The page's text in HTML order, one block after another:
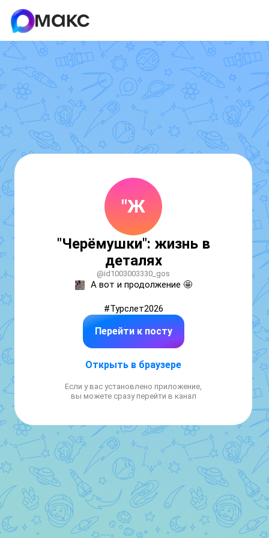
"Ж
"Черёмушки": жизнь в
деталях
@id1003003330_gos
А вот и продолжение 🤩
#Турслет2026
Перейти к посту
Открыть в браузере
Если у вас установлено приложение,
вы можете сразу перейти в канал